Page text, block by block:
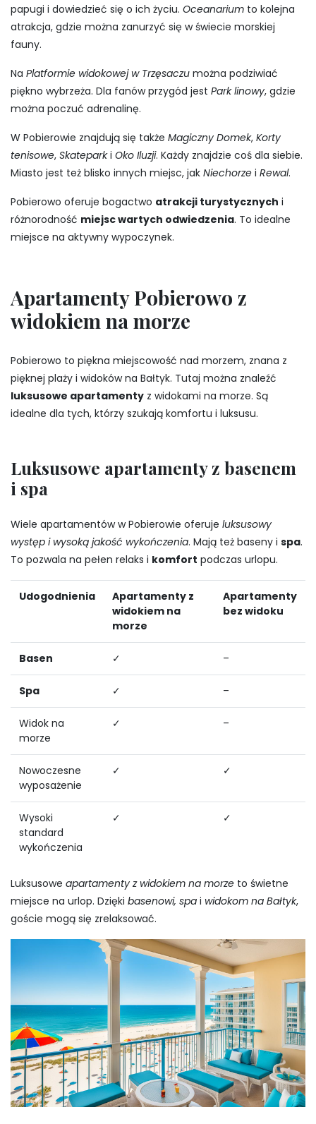
papugi i dowiedzieć się o ich życiu. Oceanarium to kolejna
atrakcja, gdzie można zanurzyć się w świecie morskiej
fauny.
Na Platformie widokowej w Trzęsaczu można podziwiać
piękno wybrzeża. Dla fanów przygód jest Park linowy, gdzie
można poczuć adrenalinę.
W Pobierowie znajdują się także Magiczny Domek, Korty
tenisowe, Skateparki Oko Iluzji. Każdy znajdzie coś dla siebie.
Miasto jest też blisko innych miejsc, jak Niechorze i Rewal.
Pobierowo oferuje bogactwo atrakcji turystycznych i
różnorodność miejsc wartych odwiedzenia. To idealne
miejsce na aktywny wypoczynek.
Apartamenty Pobierowo z
widokiem na morze
Pobierowo to piękna miejscowość nad morzem, znana z
pięknej plaży i widoków na Bałtyk. Tutaj można znaleźć
luksusowe apartamenty z widokami na morze. Są
idealne dla tych, którzy szukają komfortu i luksusu.
Luksusowe apartamenty z basenem
i spa
Wiele apartamentów w Pobierowie oferuje luksusowy
występ i wysoką jakość wykończenia. Mają też baseny i spa.
To pozwala na pełen relaks i komfort podczas urlopu.
Udogodnienia
Apartamenty z
widokiem na
morze
Apartamenty
bez widoku
Basen ✓ –
Spa ✓ –
Widok na
morze
✓ –
Nowoczesne
wyposażenie
✓ ✓
Wysoki
standard
wykończenia
✓ ✓
Luksusowe apartamenty z widokiem na morze to świetne
miejsce na urlop. Dzięki basenowi, spa i widokom na Bałtyk,
goście mogą się zrelaksować.